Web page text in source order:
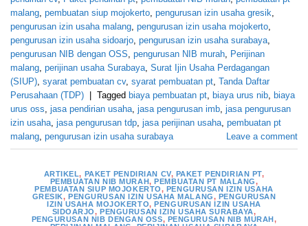
malang pembuatan siup mojokerto pengurusan izin usaha gresik
pengurusan izin usaha malang pengurusan izin usaha mojokerto
pengurusan izin usaha sidoarjo pengurusan izin usaha surabaya
pengurusan NIB dengan OSS pengurusan NIB murah Perijinan
malang perijinan usaha Surabaya Surat Ijin Usaha Perdagangan
(SIUP) syarat pembuatan cv, syarat pembuatan pt Tanda Daftar
Perusahaan (TDP) | Tagged biaya pembuatan pt biaya urus nib biaya
urus oss jasa pendirian usaha jasa pengurusan imb jasa pengurusan
izin usaha jasa pengurusan tdp jasa perijinan usaha pembuatan pt
malang pengurusan izin usaha surabaya Leave a comment
ARTIKEL, PAKET PENDIRIAN CV, PAKET PENDIRIAN PT,
PEMBUATAN NIB MURAH, PEMBUATAN PT MALANG,
PEMBUATAN SIUP MOJOKERTO, PENGURUSAN IZIN USAHA
GRESIK, PENGURUSAN IZIN USAHA MALANG, PENGURUSAN
IZIN USAHA MOJOKERTO, PENGURUSAN IZIN USAHA
SIDOARJO, PENGURUSAN IZIN USAHA SURABAYA,
PENGURUSAN NIB DENGAN OSS, PENGURUSAN NIB MURAH ,